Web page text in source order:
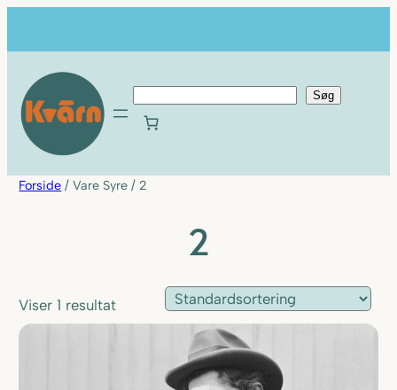
Søg
Forside / Vare Syre / 2
2
Viser 1 resultat